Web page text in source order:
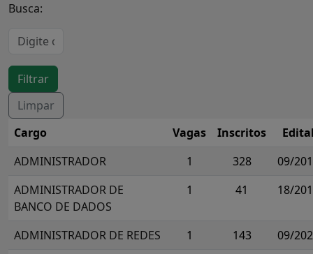
Busca:
Cargo Vagas Inscritos
ADMINISTRADOR
1 328
09/
ADMINISTRADOR DE
BANCO DE DADOS
1 41 18/
ADMINISTRADOR DE REDES 1 143
09/